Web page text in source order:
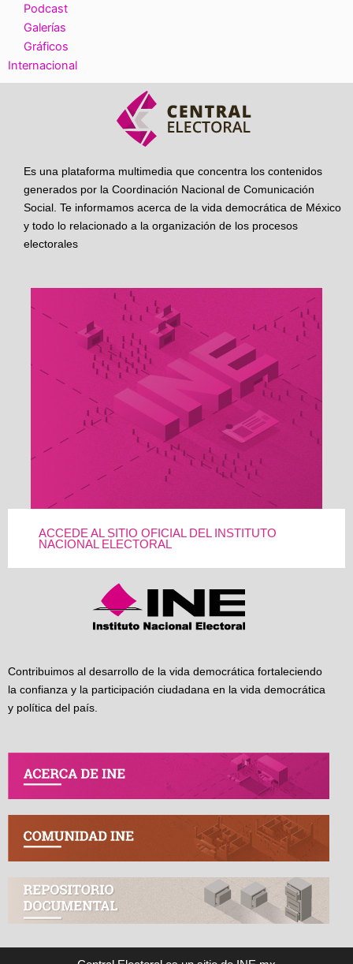
Podcast
Galerías
Gráficos
Internacional
Es una plataforma multimedia que concentra los contenidos
generados por la Coordinación Nacional de Comunicación
Social. Te informamos acerca de la vida democrática de México
y todo lo relacionado a la organización de los procesos
electorales
ACCEDE AL SITIO OFICIAL DEL INSTITUTO
NACIONAL ELECTORAL
Contribuimos al desarrollo de la vida democrática fortaleciendo
la confianza y la participación ciudadana en la vida democrática
y política del país.